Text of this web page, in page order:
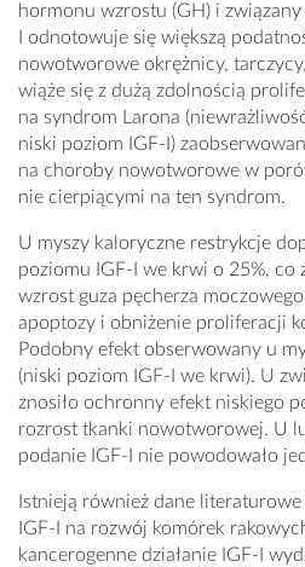
hormonu wzrostu (GH) i
I odnotowuje się większą
nowotworowe okrężnicy,
wiąże się z dużą zdolnością
na syndrom Larona
niski poziom IGF-I)
na choroby nowotworowe w
nie cierpiącymi na ten syndrom.
U myszy kaloryczne restrykcje
poziomu IGF-I we krwi o 25%, co
wzrost guza pęcherza
apoptozy i obniżenie proliferacji
Podobny efekt obserwowany u
(niski poziom IGF-I we krwi). U
znosiło ochronny efekt niskiego
rozrost tkanki nowotworowej. U
podanie IGF-I nie powodowało
Istnieją również dane
IGF-I na rozwój komórek
kancerogenne działanie IGF-I